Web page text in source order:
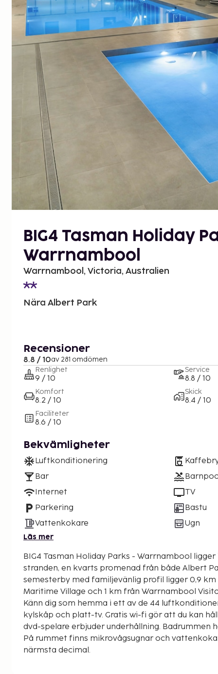
BIG4 Tasman Holiday
Warrnambool
Warrnambool, Victoria, Australien
Nära Albert Park
Recensioner
8.8 / 10av 281 omdömen
Renlighet
9 / 10
Komfort
8.2 / 10
Faciliteter
8.6 / 10
Service
8.8 / 10
Skick
8.4 / 10
Bekvämligheter
Luftkonditionering
Bar
Internet
Parkering
Vattenkokare
TV
Bastu
Ugn
Läs mer
BIG4 Tasman Holiday Parks - Warrnambool
stranden, en kvarts promenad från både Albert Park
semesterby med familjevänlig profil ligger 0,9 km
Maritime Village och 1 km från Warrnambool
Känn dig som hemma i ett av de 44
kylskåp och platt-tv. Gratis wi-fi gör att du kan
dvd-spelare erbjuder underhållning. Badrummen
På rummet finns mikrovågsugnar och
närmsta decimal.